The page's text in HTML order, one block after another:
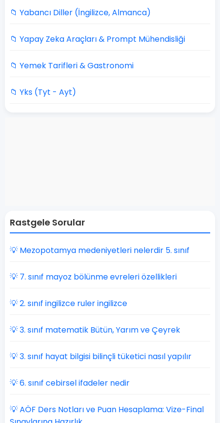
📁 Yabancı Diller (İngilizce, Almanca)
📁 Yapay Zeka Araçları & Prompt Mühendisliği
📁 Yemek Tarifleri & Gastronomi
📁 Yks (Tyt - Ayt)
Rastgele Sorular
💡 Mezopotamya medeniyetleri nelerdir 5. sınıf
💡 7. sınıf mayoz bölünme evreleri özellikleri
💡 2. sınıf ingilizce ruler ingilizce
💡 3. sınıf matematik Bütün, Yarım ve Çeyrek
💡 3. sınıf hayat bilgisi bilinçli tüketici nasıl yapılır
💡 6. sınıf cebirsel ifadeler nedir
💡 AÖF Ders Notları ve Puan Hesaplama: Vize-Final